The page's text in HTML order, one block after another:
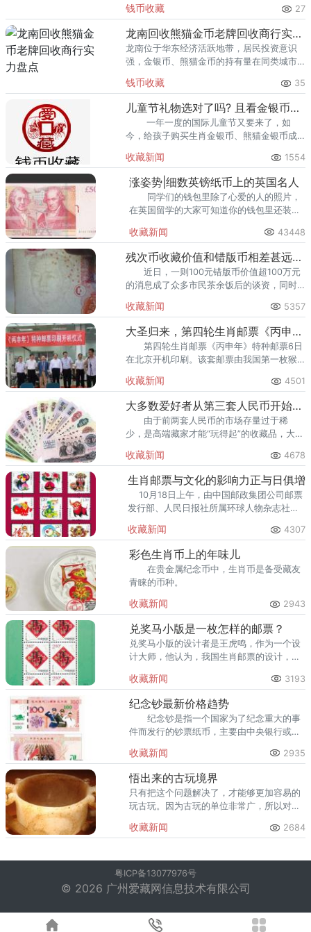
熊猫金币的需求就明显升温，但鱼龙混杂的
回收渠道里，能精准识别版别溢
钱币收藏 27
龙南回收熊猫金币老牌回收商行实力盘点
龙南位于华东经济活跃地带，居民投资意识
强，金银币、熊猫金币的持有量在同类城市
熊猫金币的需求就明显升温，但鱼龙混杂的
回收渠道里，能精准识别版别溢
钱币收藏 35
儿童节礼物选对了吗? 且看金银币如何选
一年一度的国际儿童节又要来了，如
今，给孩子购买生肖金银币、熊猫金银币成
做到理财投资，可谓集藏投资两不误。
收藏新闻 1554
涨姿势|细数英镑纸币上的英国名人
同学们的钱包里除了心爱的人的照片，
在英国留学的大家可知道你的钱包里还装着
就为大家介绍一下英镑纸币上的英国名人
们。
收藏新闻 43448
残次币收藏价值和错版币相差甚远-钱币
近日，一则100元错版币价值超100万元
的消息成了众多市民茶余饭后的谈资，同时
收藏新闻 5357
大圣归来，第四轮生肖邮票《丙申年》特种邮票
第四轮生肖邮票《丙申年》特种邮票6日
在北京开机印刷。该套邮票由我国第一枚猴
收藏新闻 4501
大多数爱好者从第三套人民币开始收藏
由于前两套人民币的市场存量过于稀
少，是高端藏家才能“玩得起”的收藏品，大多
体说，有八大珍品，应该引起收藏者重视。
收藏新闻 4678
生肖邮票与文化的影响力正与日俱增
10月18日上午，由中国邮政集团公司邮票
发行部、人民日报社所属环球人物杂志社和
生肖文化&rdq
收藏新闻 4307
彩色生肖币上的年味儿
在贵金属纪念币中，生肖币是备受藏友
青睐的币种。
收藏新闻 2943
兑奖马小版是一枚怎样的邮票？
兑奖马小版的设计者是王虎鸣，作为一个设
计大师，他认为，我国生肖邮票的设计，大
的。因此，民间美术追求的是体现生肖的中
国特色，带有一定的中国元素。
收藏新闻 3193
纪念钞最新价格趋势
纪念钞是指一个国家为了纪念重大的事
件而发行的钞票纸币，主要由中央银行或具
念钞可能是纸钞的形式，也可能存在塑料钞
的形式。
收藏新闻 2935
悟出来的古玩境界
只有把这个问题解决了，才能够更加容易的
玩古玩。因为古玩的单位非常广，所以对于
很重要的原因是“悟性”的差异。
收藏新闻 2684
粤ICP备13077976号
© 2026 广州爱藏网信息技术有限公司